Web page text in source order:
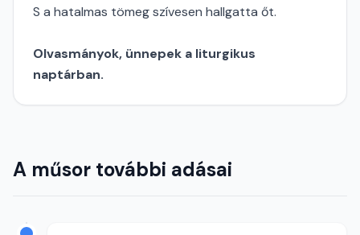
S a hatalmas tömeg szívesen hallgatta őt.
Olvasmányok, ünnepek a liturgikus
naptárban.
A műsor további adásai